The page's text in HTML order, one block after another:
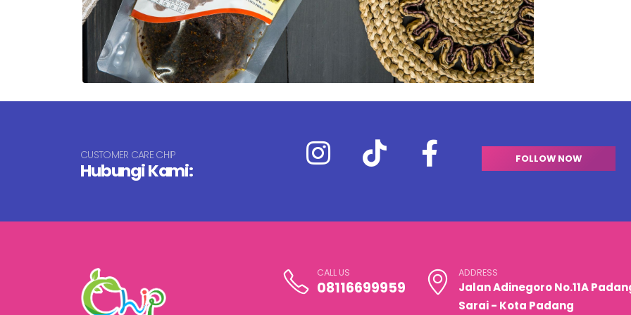
CUSTOMER CARE CHIP
Hubungi Kami:
FOLLOW NOW
CALL US
08116699959
ADDRESS
Jalan Adinegoro No.11A
Sarai - Kota Padang